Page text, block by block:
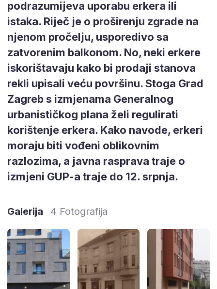
podrazumijeva uporabu erkera ili
istaka. Riječ je o proširenju zgrade na
njenom pročelju, usporedivo sa
zatvorenim balkonom. No, neki erkere
iskorištavaju kako bi prodaji stanova
rekli upisali veću površinu. Stoga Grad
Zagreb s izmjenama Generalnog
urbanističkog plana želi regulirati
korištenje erkera. Kako navode, erkeri
moraju biti vođeni oblikovnim
razlozima, a javna rasprava traje o
izmjeni GUP-a traje do 12. srpnja.
Galerija 4 Fotografija